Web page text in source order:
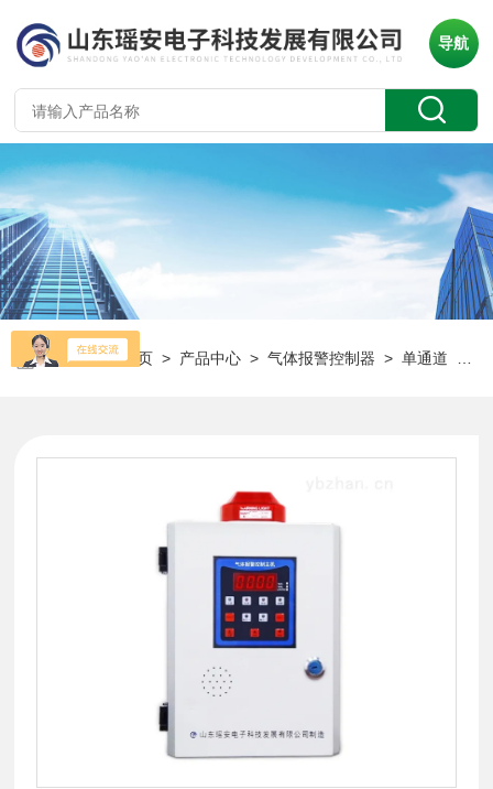
导航
当前位置：首页 > 产品中心 >气体报警控制器 >单通道